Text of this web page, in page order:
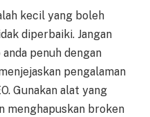
kecil yang boleh
diperbaiki. Jangan
penuh dengan
pengalaman
Gunakan alat yang
menghapuskan broken